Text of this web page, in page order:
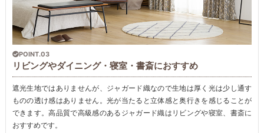
POINT.03
リビングやダイニング・寝室・書斎におすすめ
遮光生地ではありませんが、ジャガード織なので生地は厚く光は少し通す
ものの透け感はありません。光が当たると立体感と奥行きを感じることが
できます。高品質で高級感のあるジャガード織はリビングや寝室、書斎に
おすすめです。